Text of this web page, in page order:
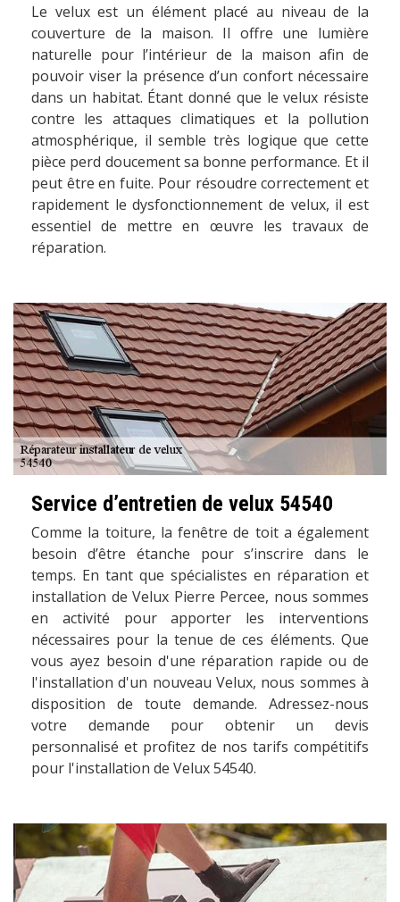
Le velux est un élément placé au niveau de la
couverture de la maison. Il offre une lumière
naturelle pour l’intérieur de la maison afin de
pouvoir viser la présence d’un confort nécessaire
dans un habitat. Étant donné que le velux résiste
contre les attaques climatiques et la pollution
atmosphérique, il semble très logique que cette
pièce perd doucement sa bonne performance. Et il
peut être en fuite. Pour résoudre correctement et
rapidement le dysfonctionnement de velux, il est
essentiel de mettre en œuvre les travaux de
réparation.
Service d’entretien de velux 54540
Comme la toiture, la fenêtre de toit a également
besoin d’être étanche pour s’inscrire dans le
temps. En tant que spécialistes en réparation et
installation de Velux Pierre Percee, nous sommes
en activité pour apporter les interventions
nécessaires pour la tenue de ces éléments. Que
vous ayez besoin d'une réparation rapide ou de
l'installation d'un nouveau Velux, nous sommes à
disposition de toute demande. Adressez-nous
votre demande pour obtenir un devis
personnalisé et profitez de nos tarifs compétitifs
pour l'installation de Velux 54540.